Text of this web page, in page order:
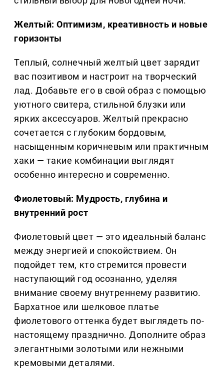
Желтый: Оптимизм, креативность и новые
горизонты
Теплый, солнечный желтый цвет зарядит
вас позитивом и настроит на творческий
лад. Добавьте его в свой образ с помощью
уютного свитера, стильной блузки или
ярких аксессуаров. Желтый прекрасно
сочетается с глубоким бордовым,
насыщенным коричневым или практичным
хаки — такие комбинации выглядят
особенно интересно и современно.
Фиолетовый: Мудрость, глубина и
внутренний рост
Фиолетовый цвет — это идеальный баланс
между энергией и спокойствием. Он
подойдет тем, кто стремится провести
наступающий год осознанно, уделяя
внимание своему внутреннему развитию.
Бархатное или шелковое платье
фиолетового оттенка будет выглядеть по-
настоящему празднично. Дополните образ
элегантными золотыми или нежными
кремовыми деталями.